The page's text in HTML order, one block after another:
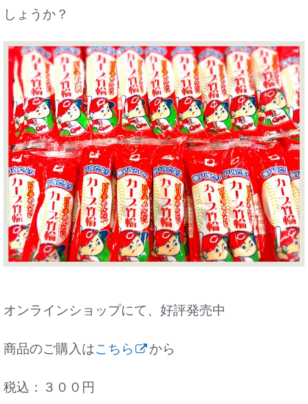
しょうか？
オンラインショップにて、好評発売中
商品のご購入はこちら から
税込：３００円